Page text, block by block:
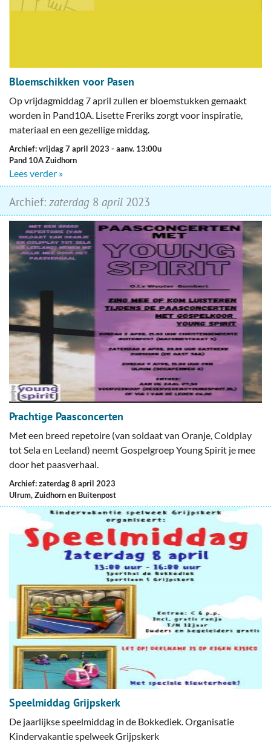
Bloemschikken voor Pasen
Op vrijdagmiddag 7 april zullen er bloemstukken gemaakt
worden in Pand10A. Lisette Freriks zorgt voor inspiratie,
materiaal en een gezellige middag.
Archief: vrijdag 7 april 2023 - aanv. 13:00u
Pand 10A Zuidhorn
Lees verder »
Archief: zaterdag 8 april 2023
Prachtige Paasconcerten
Met een breed repetoire (van soldaat van Oranje, Coldplay
tot Sela en Leeland) neemt Gospelgroep Young Spirit je mee
door het paasverhaal.
Archief: zaterdag 8 april 2023
Ulrum, Zuidhorn en Buitenpost
Speelmiddag Grijpskerk
De jaarlijkse speelmiddag in de Bokkediek. Organisatie
Kindervakantie spelweek Grijpskerk